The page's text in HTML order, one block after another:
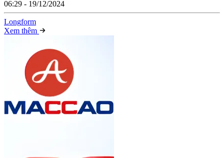
06:29 - 19/12/2024
Longform
Xem thêm